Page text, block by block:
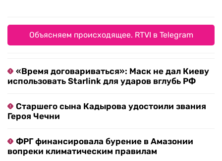
Объясняем происходящее. RTVI в Telegram
«Время договариваться»: Маск не дал Киеву
использовать Starlink для ударов вглубь РФ
Старшего сына Кадырова удостоили звания
Героя Чечни
ФРГ финансировала бурение в Амазонии
вопреки климатическим правилам